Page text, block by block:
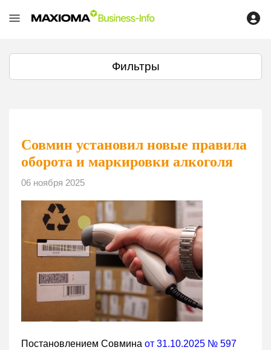
Фильтры
Совмин установил новые правила
оборота и маркировки алкоголя
06 ноября 2025
Постановлением Совмина от 31.10.2025 № 597